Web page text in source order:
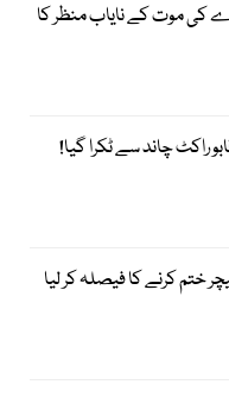
کی موت کے نایاب منظر کا
راکٹ چاند سے ٹکرا گیا!
ختم کرنے کا فیصلہ کر لیا